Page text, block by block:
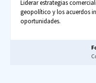
Liderar estrategias
geopolítico y los acuerdos
oportunidades.